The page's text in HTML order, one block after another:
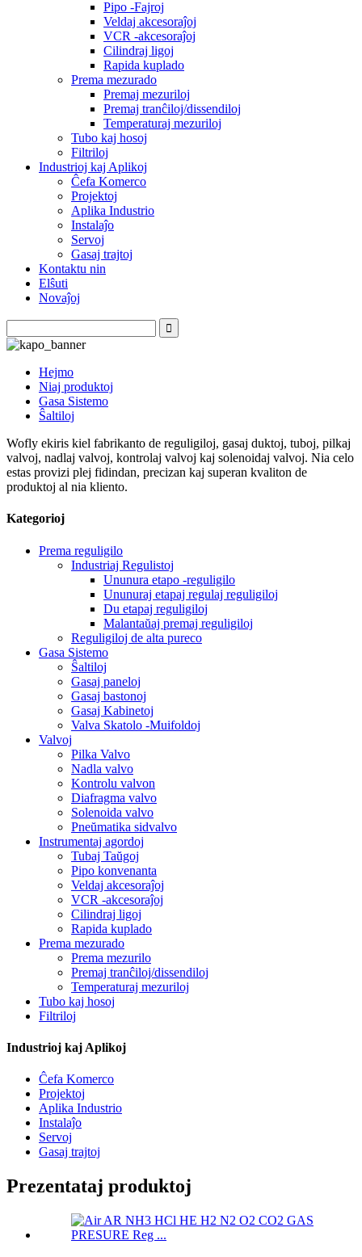
Pipo -Fajroj
Veldaj akcesoraĵoj
VCR -akcesoraĵoj
Cilindraj ligoj
Rapida kuplado
Prema mezurado
Premaj mezuriloj
Premaj tranĉiloj/dissendiloj
Temperaturaj mezuriloj
Tubo kaj hosoj
Filtriloj
Industrioj kaj Aplikoj
Ĉefa Komerco
Projektoj
Aplika Industrio
Instalaĵo
Servoj
Gasaj trajtoj
Kontaktu nin
Elŝuti
Novaĵoj
Hejmo
Niaj produktoj
Gasa Sistemo
Ŝaltiloj
Wofly ekiris kiel fabrikanto de reguligiloj, gasaj duktoj, tuboj, pilkaj
valvoj, nadlaj valvoj, kontrolaj valvoj kaj solenoidaj valvoj. Nia celo
estas provizi plej fidindan, precizan kaj superan kvaliton de
produktoj al nia kliento.
Kategorioj
Prema reguligilo
Industriaj Regulistoj
Ununura etapo -reguligilo
Ununuraj etapaj regulaj reguligiloj
Du etapaj reguligiloj
Malantaŭaj premaj reguligiloj
Reguligiloj de alta pureco
Gasa Sistemo
Ŝaltiloj
Gasaj paneloj
Gasaj bastonoj
Gasaj Kabinetoj
Valva Skatolo -Muifoldoj
Valvoj
Pilka Valvo
Nadla valvo
Kontrolu valvon
Diafragma valvo
Solenoida valvo
Pneŭmatika sidvalvo
Instrumentaj agordoj
Tubaj Taŭgoj
Pipo konvenanta
Veldaj akcesoraĵoj
VCR -akcesoraĵoj
Cilindraj ligoj
Rapida kuplado
Prema mezurado
Prema mezurilo
Premaj tranĉiloj/dissendiloj
Temperaturaj mezuriloj
Tubo kaj hosoj
Filtriloj
Industrioj kaj Aplikoj
Ĉefa Komerco
Projektoj
Aplika Industrio
Instalaĵo
Servoj
Gasaj trajtoj
Prezentataj produktoj